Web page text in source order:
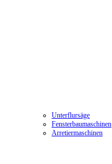
Unterflursäge
Fensterbaumaschinen
Arretiermaschinen